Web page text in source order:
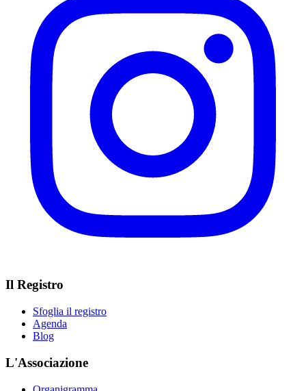
Il Registro
Sfoglia il registro
Agenda
Blog
L'Associazione